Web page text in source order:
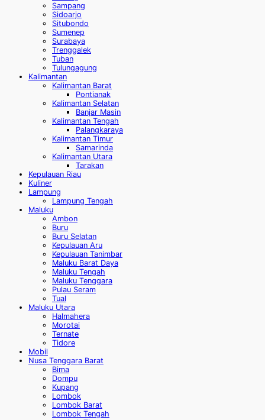
Sampang
Sidoarjo
Situbondo
Sumenep
Surabaya
Trenggalek
Tuban
Tulungagung
Kalimantan
Kalimantan Barat
Pontianak
Kalimantan Selatan
Banjar Masin
Kalimantan Tengah
Palangkaraya
Kalimantan Timur
Samarinda
Kalimantan Utara
Tarakan
Kepulauan Riau
Kuliner
Lampung
Lampung Tengah
Maluku
Ambon
Buru
Buru Selatan
Kepulauan Aru
Kepulauan Tanimbar
Maluku Barat Daya
Maluku Tengah
Maluku Tenggara
Pulau Seram
Tual
Maluku Utara
Halmahera
Morotai
Ternate
Tidore
Mobil
Nusa Tenggara Barat
Bima
Dompu
Kupang
Lombok
Lombok Barat
Lombok Tengah